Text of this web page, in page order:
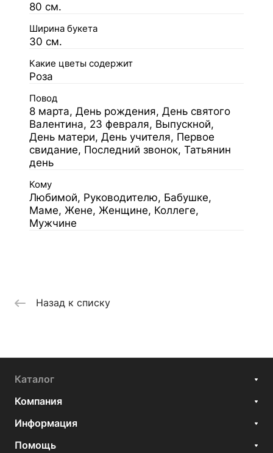
80 см.
Ширина букета
30 см.
Какие цветы содержит
Роза
Повод
8 марта, День рождения, День святого
Валентина, 23 февраля, Выпускной,
День матери, День учителя, Первое
свидание, Последний звонок, Татьянин
день
Кому
Любимой, Руководителю, Бабушке,
Маме, Жене, Женщине, Коллеге,
Мужчине
Назад к списку
Каталог
Компания
Информация
Помощь